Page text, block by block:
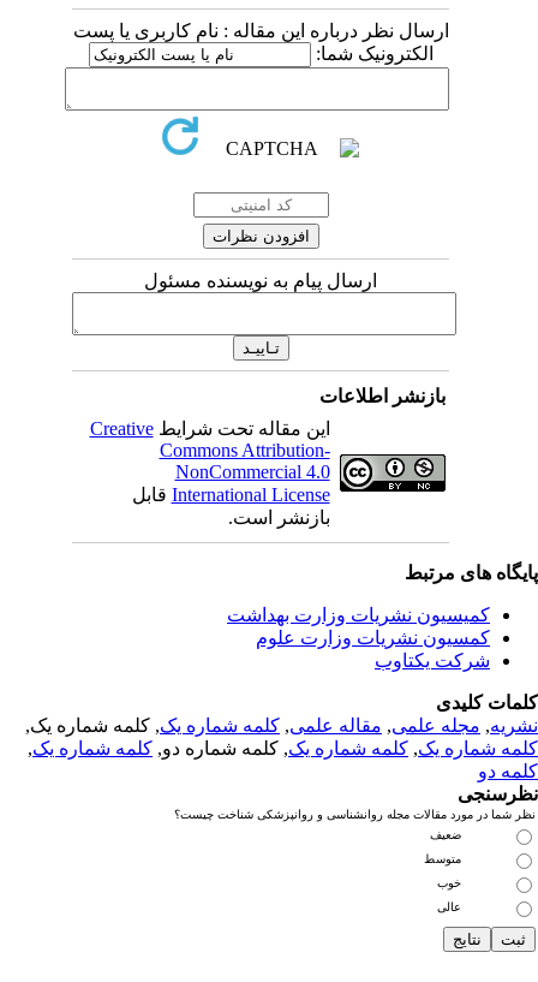
ارسال نظر درباره این مقاله : نام کاربری یا پست
الکترونیک شما:
ارسال پیام به نویسنده مسئول
بازنشر اطلاعات
این مقاله تحت شرایطCreative
Commons Attribution-
NonCommercial 4.0
International Licenseقابل
بازنشر است.
های مرتبط
کمیسیون نشریات وزارت بهداشت
کمسیون نشریات وزارت علوم
شرکت یکتاوب
کلیدی
,مجله علمی, مقاله علمی, کلمه شماره یک, کلمه شماره یک,
شماره یک,کلمه شماره یک, کلمه شماره دو,کلمه شماره یک,
دو
شما در مورد مقالات مجله روانشناسی و روانپزشکی شناخت چیست؟
ضعیف
متوسط
خوب
عالی